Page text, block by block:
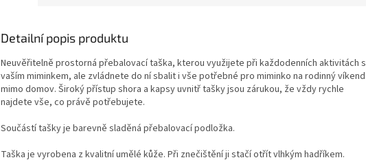
Detailní popis produktu
Neuvěřitelně prostorná přebalovací taška, kterou využijete při každodenních aktivitách s
vaším miminkem, ale zvládnete do ní sbalit i vše potřebné pro miminko na rodinný víkend
mimo domov. Široký přístup shora a kapsy uvnitř tašky jsou zárukou, že vždy rychle
najdete vše, co právě potřebujete.
Součástí tašky je barevně sladěná přebalovací podložka.
Taška je vyrobena z kvalitní umělé kůže. Při znečištění ji stačí otřít vlhkým hadříkem.